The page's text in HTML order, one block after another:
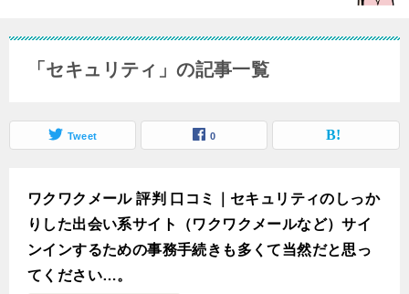
「セキュリティ」の記事一覧
Tweet 0
ワクワクメール 評判 口コミ｜セキュリティのしっか
りした出会い系サイト（ワクワクメールなど）サイ
ンインするための事務手続きも多くて当然だと思っ
てください…。